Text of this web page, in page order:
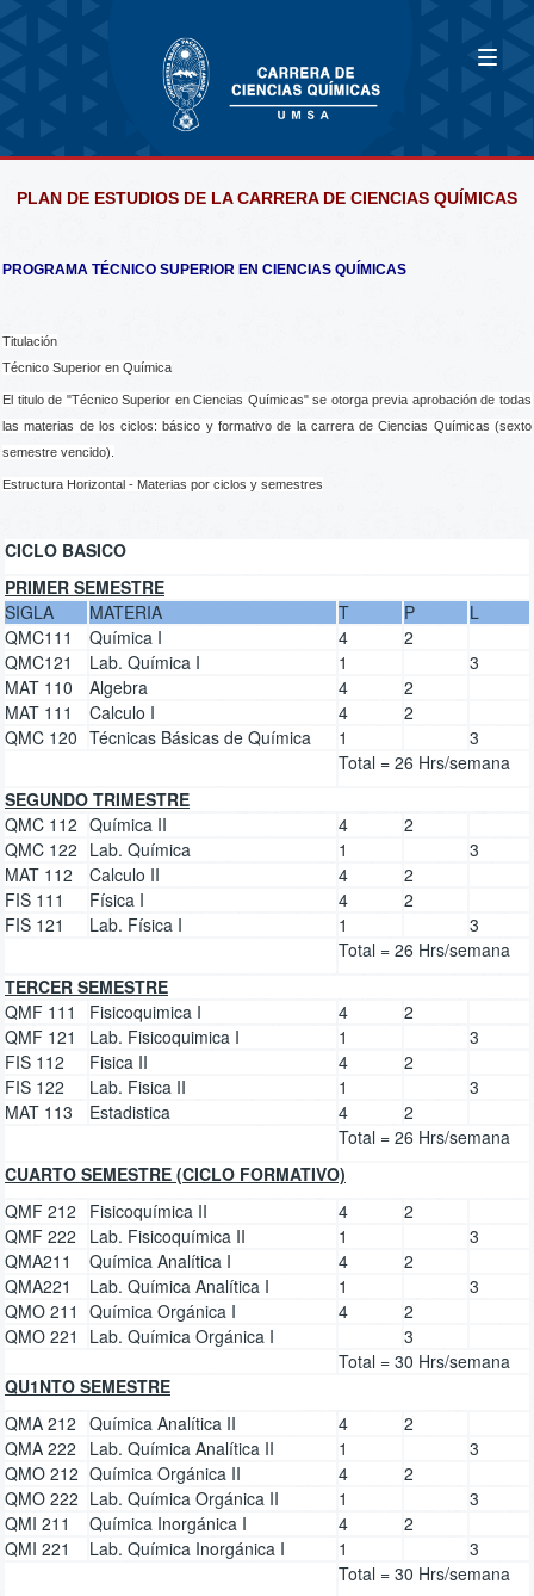
PLAN DE ESTUDIOS DE LA CARRERA DE CIENCIAS QUÍMICAS
PROGRAMA TÉCNICO SUPERIOR EN CIENCIAS QUÍMICAS
Titulación
Técnico Superior en Química
El titulo de "Técnico Superior en Ciencias Químicas" se otorga previa aprobación de todas
las materias de los ciclos: básico y formativo de la carrera de Ciencias Químicas (sexto
semestre vencido).
Estructura Horizontal - Materias por ciclos y semestres
CICLO BASICO
PRIMER SEMESTRE
SIGLA
MATERIA T P
L
QMC111
Química I 4
2
QMC121
Lab. Química I 1
3
MAT 110
Algebra 4
2
MAT 111
Calculo I 4
2
QMC 120 Técnicas Básicas de Química 1
3
Total = 26 Hrs/semana
SEGUNDO TRIMESTRE
QMC 112 Química II 4
2
QMC 122 Lab. Química 1
3
MAT 112
Calculo II 4
2
FIS 111
Física I 4
2
FIS 121
Lab. Física I 1
3
Total = 26 Hrs/semana
TERCER SEMESTRE
QMF 111
Fisicoquimica I 4
2
QMF 121
Lab. Fisicoquimica I 1
3
FIS 112
Fisica II 4
2
FIS 122
Lab. Fisica II 1
3
MAT 113
Estadistica 4
2
Total = 26 Hrs/semana
CUARTO SEMESTRE (CICLO FORMATIVO)
QMF 212
Fisicoquímica II 4
2
QMF 222
Lab. Fisicoquímica II 1
3
QMA211
Química Analítica I 4
2
QMA221
Lab. Química Analítica I 1
3
QMO 211 Química Orgánica I 4
2
QMO 221
Lab. Química Orgánica I
3
Total = 30 Hrs/semana
QU1NTO SEMESTRE
QMA 212 Química Analítica II 4
2
QMA 222
Lab. Química Analítica II 1
3
QMO 212 Química Orgánica II 4
2
QMO 222 Lab. Química Orgánica II 1
3
QMI 211
Química Inorgánica I 4
2
QMI 221
Lab. Química Inorgánica I 1
3
Total = 30 Hrs/semana